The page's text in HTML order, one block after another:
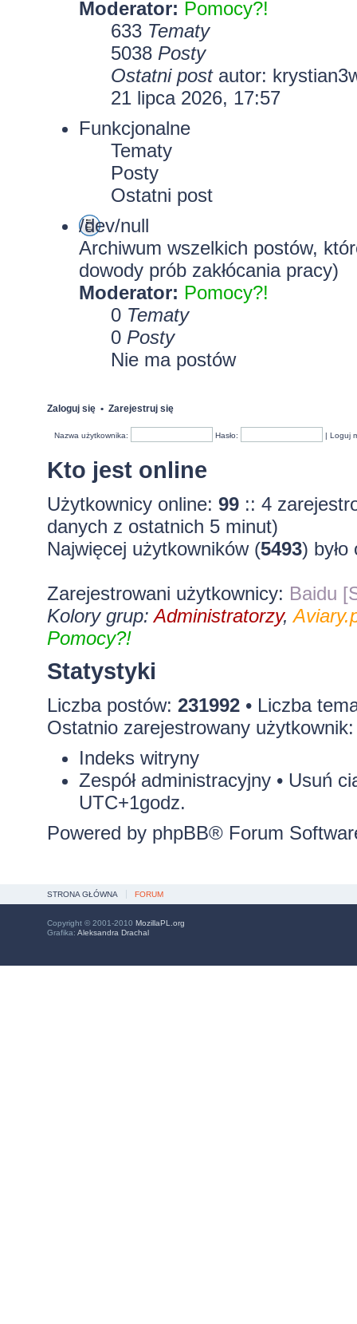
Moderator: Pomocy?!
633 Tematy
5038 Posty
Ostatni postautor:
21 lipca 2026, 17:57
Funkcjonalne
Tematy
Posty
Ostatni post
/dev/null
Archiwum wszelkich postów,
dowody prób zakłócania pracy)
Moderator: Pomocy?!
0 Tematy
0 Posty
Nie ma postów
Zaloguj się• Zarejestruj się
Nazwa użytkownika: Hasło: |Loguj
Kto jest online
Użytkownicy online: 99:: 4
danych z ostatnich 5 minut)
Najwięcej użytkowników (5493)
Zarejestrowani użytkownicy: Baidu
Kolory grup:Administratorzy,
Pomocy?!
Statystyki
Liczba postów: 231992• Liczba
Ostatnio zarejestrowany
Indeks witryny
Zespół administracyjny• Usuń
UTC+1godz.
Powered by phpBB® Forum
STRONA GŁÓWNA FORUM
Copyright © 2001-2010 MozillaPL.org
Grafika: Aleksandra Drachal